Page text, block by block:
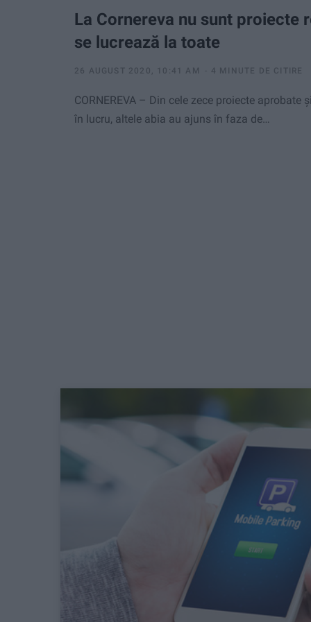
La Cornereva nu sunt proiecte
se lucrează la toate
26 AUGUST 2020, 10:41 AM 4 MINUTE DE CITIRE
CORNEREVA – Din cele zece proiecte aprobate
în lucru, altele abia au ajuns în faza de…